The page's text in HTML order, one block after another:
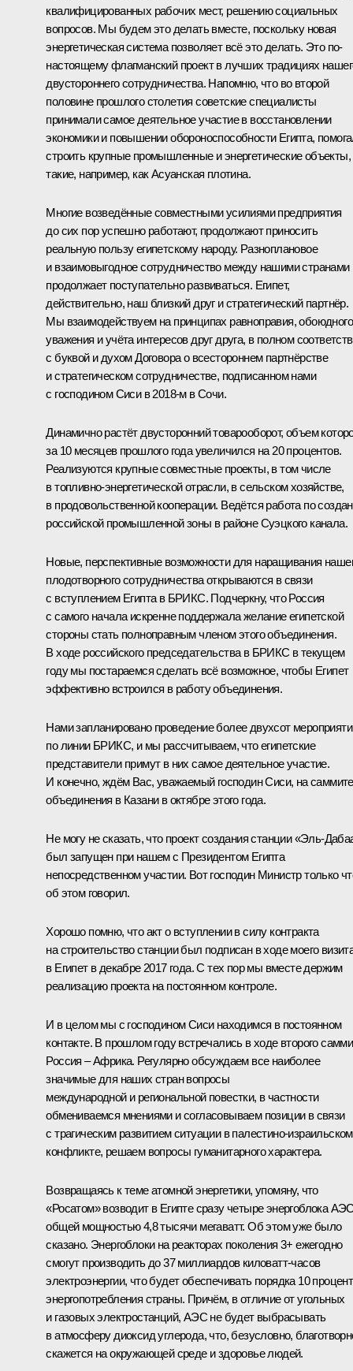
квалифицированных рабочих мест, решению социальных
вопросов. Мы будем это делать вместе, поскольку новая
энергетическая система позволяет всё это делать. Это по-
настоящему флагманский проект в лучших традициях
двустороннего сотрудничества. Напомню, что во второй
половине прошлого столетия советские специалисты
принимали самое деятельное участие в восстановлении
экономики и повышении обороноспособности Египта,
строить крупные промышленные и энергетические объекты,
такие, например, как Асуанская плотина.
Многие возведённые совместными усилиями предприятия
до сих пор успешно работают, продолжают приносить
реальную пользу египетскому народу. Разноплановое
и взаимовыгодное сотрудничество между нашими странами
продолжает поступательно развиваться. Египет,
действительно, наш близкий друг и стратегический партнёр.
Мы взаимодействуем на принципах равноправия, обоюдного
уважения и учёта интересов друг друга, в полном
с буквой и духом Договора о всестороннем партнёрстве
и стратегическом сотрудничестве, подписанномнами
с господином Сиси в 2018-м в Сочи.
Динамично растёт двусторонний товарооборот, объем
за 10 месяцев прошлого года увеличился на 20 процентов.
Реализуются крупные совместные проекты, в том числе
в топливно-энергетической отрасли, в сельском хозяйстве,
в продовольственной кооперации. Ведётся работа по
российской промышленной зоны в районе Суэцкого канала.
Новые, перспективные возможности для наращивания
плодотворного сотрудничества открываются в связи
с вступлением Египта в БРИКС. Подчеркну, что Россия
с самого начала искренне поддержала желание египетской
стороны стать полноправным членом этого объединения.
В ходе российского председательства в БРИКС в текущем
году мы постараемся сделать всё возможное, чтобы Египет
эффективно встроился в работу объединения.
Нами запланировано проведение более двухсот
по линии БРИКС, и мы рассчитываем, что египетские
представители примут в них самое деятельное участие.
И конечно, ждём Вас, уважаемый господин Сиси, на саммите
объединения в Казани в октябре этого года.
Не могу не сказать, что проект создания станции «Эль-
был запущен при нашем с Президентом Египта
непосредственном участии. Вот господин Министр только
об этом говорил.
Хорошо помню, что акт о вступлении в силу контракта
на строительство станции был подписан в ходе моего
в Египет в декабре 2017 года. С тех пор мы вместе держим
реализацию проекта на постоянном контроле.
И в целом мы с господином Сиси находимся в постоянном
контакте. В прошлом годувстречалисьв ходе второго
Россия – Африка. Регулярно обсуждаем все наиболее
значимые для наших стран вопросы
международной и региональной повестки, в частности
обмениваемся мнениями и согласовываем позиции в связи
с трагическим развитием ситуации в палестино-израильском
конфликте, решаем вопросы гуманитарного характера.
Возвращаясь к теме атомной энергетики, упомяну, что
«Росатом» возводит в Египте сразу четыре энергоблока
общей мощностью 4,8 тысячи мегаватт. Об этом уже было
сказано. Энергоблоки на реакторах поколения 3+ ежегодно
смогут производить до 37 миллиардов киловатт-часов
электроэнергии, что будет обеспечивать порядка 10
энергопотребления страны. Причём, в отличие от угольных
и газовых электростанций, АЭС не будет выбрасывать
в атмосферу диоксид углерода, что, безусловно,
скажется на окружающей среде и здоровье людей.